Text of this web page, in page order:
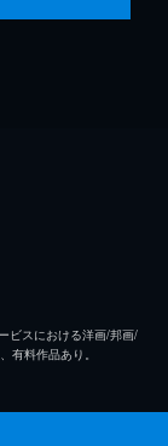
ビスにおける洋画/邦画/
有料作品あり。